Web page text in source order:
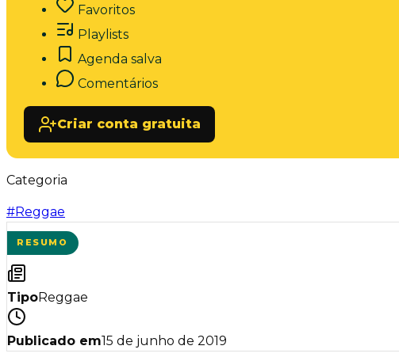
Favoritos
Playlists
Agenda salva
Comentários
Criar conta gratuita
Categoria
#Reggae
RESUMO
TipoReggae
Publicado em15 de junho de 2019